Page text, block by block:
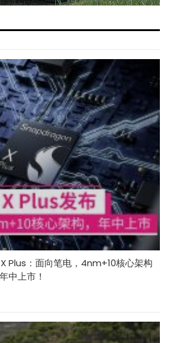
Plus：面向笔电，4nm+10核心架构
中上市！